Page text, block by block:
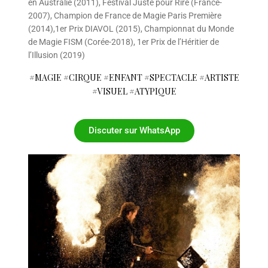
en Australie (2011), Festival Juste pour Rire (France-
2007), Champion de France de Magie Paris Première
(2014),1er Prix DIAVOL (2015), Championnat du Monde
de Magie FISM (Corée-2018), 1er Prix de l’Héritier de
l’Illusion (2019)
#MAGIE #CIRQUE #ENFANT #SPECTACLE #ARTISTE
#VISUEL #ATYPIQUE
Discuter sur WhatsApp